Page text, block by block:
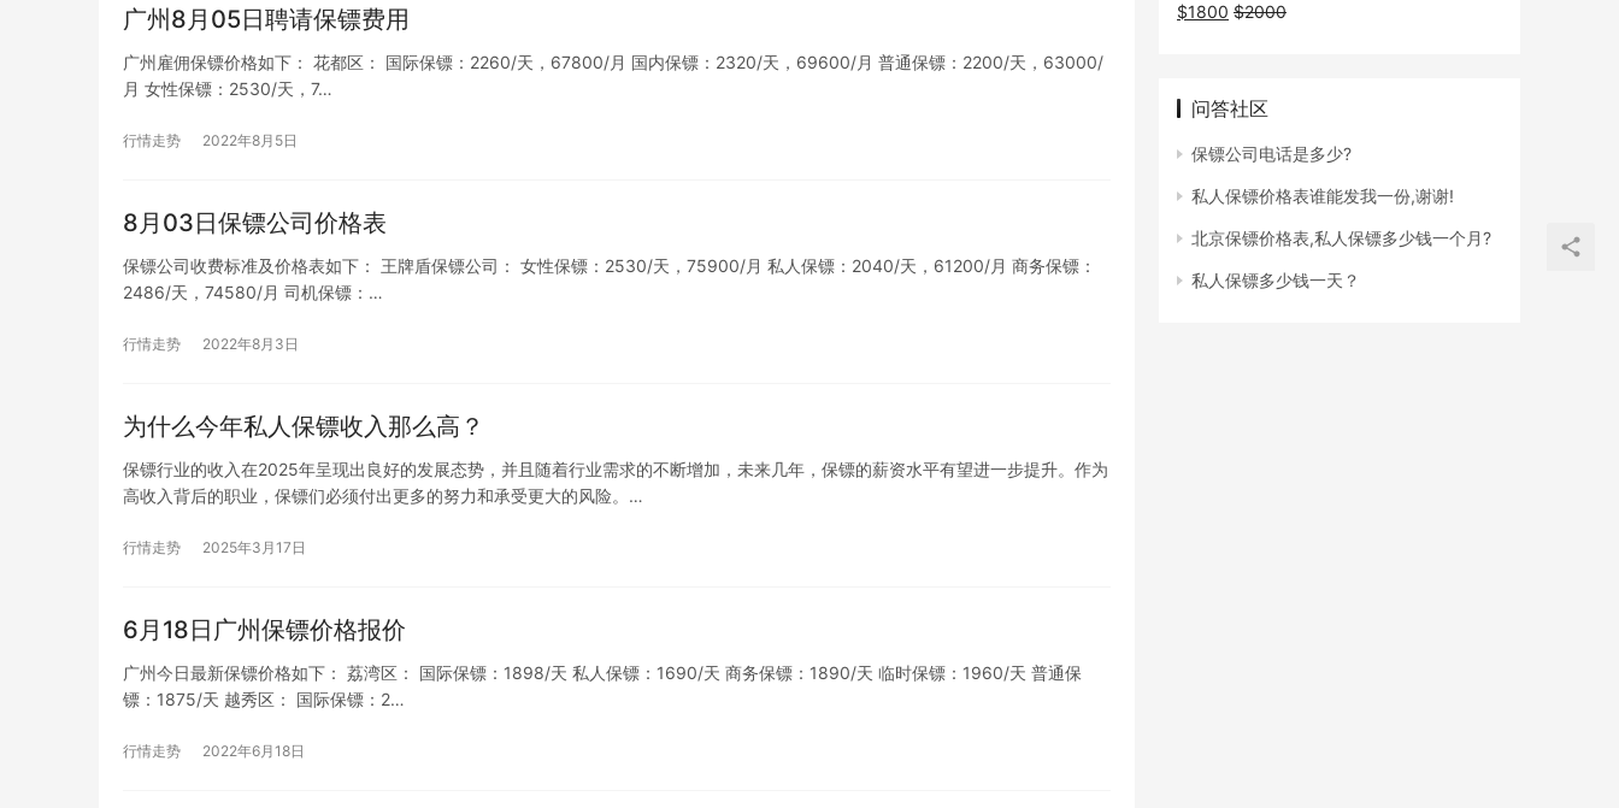
广州8月05日聘请保镖费用
广州雇佣保镖价格如下： 花都区： 国际保镖：2260/天，67800/月 国内保镖：2320/天，69600/月 普通保镖：2200/天，63000/
月 女性保镖：2530/天，7…
行情走势 2022年8月5日
8月03日保镖公司价格表
保镖公司收费标准及价格表如下： 王牌盾保镖公司： 女性保镖：2530/天，75900/月 私人保镖：2040/天，61200/月 商务保镖：
2486/天，74580/月 司机保镖：…
行情走势 2022年8月3日
为什么今年私人保镖收入那么高？
保镖行业的收入在2025年呈现出良好的发展态势，并且随着行业需求的不断增加，未来几年，保镖的薪资水平有望进一步提升。作为
高收入背后的职业，保镖们必须付出更多的努力和承受更大的风险。…
行情走势 2025年3月17日
6月18日广州保镖价格报价
广州今日最新保镖价格如下： 荔湾区： 国际保镖：1898/天 私人保镖：1690/天 商务保镖：1890/天 临时保镖：1960/天 普通保
镖：1875/天 越秀区： 国际保镖：2…
行情走势 2022年6月18日
$1800 $2000
问答社区
保镖公司电话是多少?
私人保镖价格表谁能发我一份,谢谢!
北京保镖价格表,私人保镖多少钱一个月?
私人保镖多少钱一天？